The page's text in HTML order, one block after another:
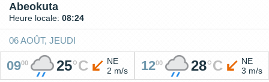
Abeokuta
Heure locale: 08:24
06 AOÛT, JEUDI
0900 25°C
NE
2 m/s
1200 28°C
NE
3 m/s